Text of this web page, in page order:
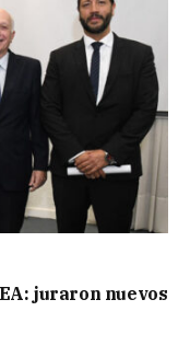
juraron nuevos